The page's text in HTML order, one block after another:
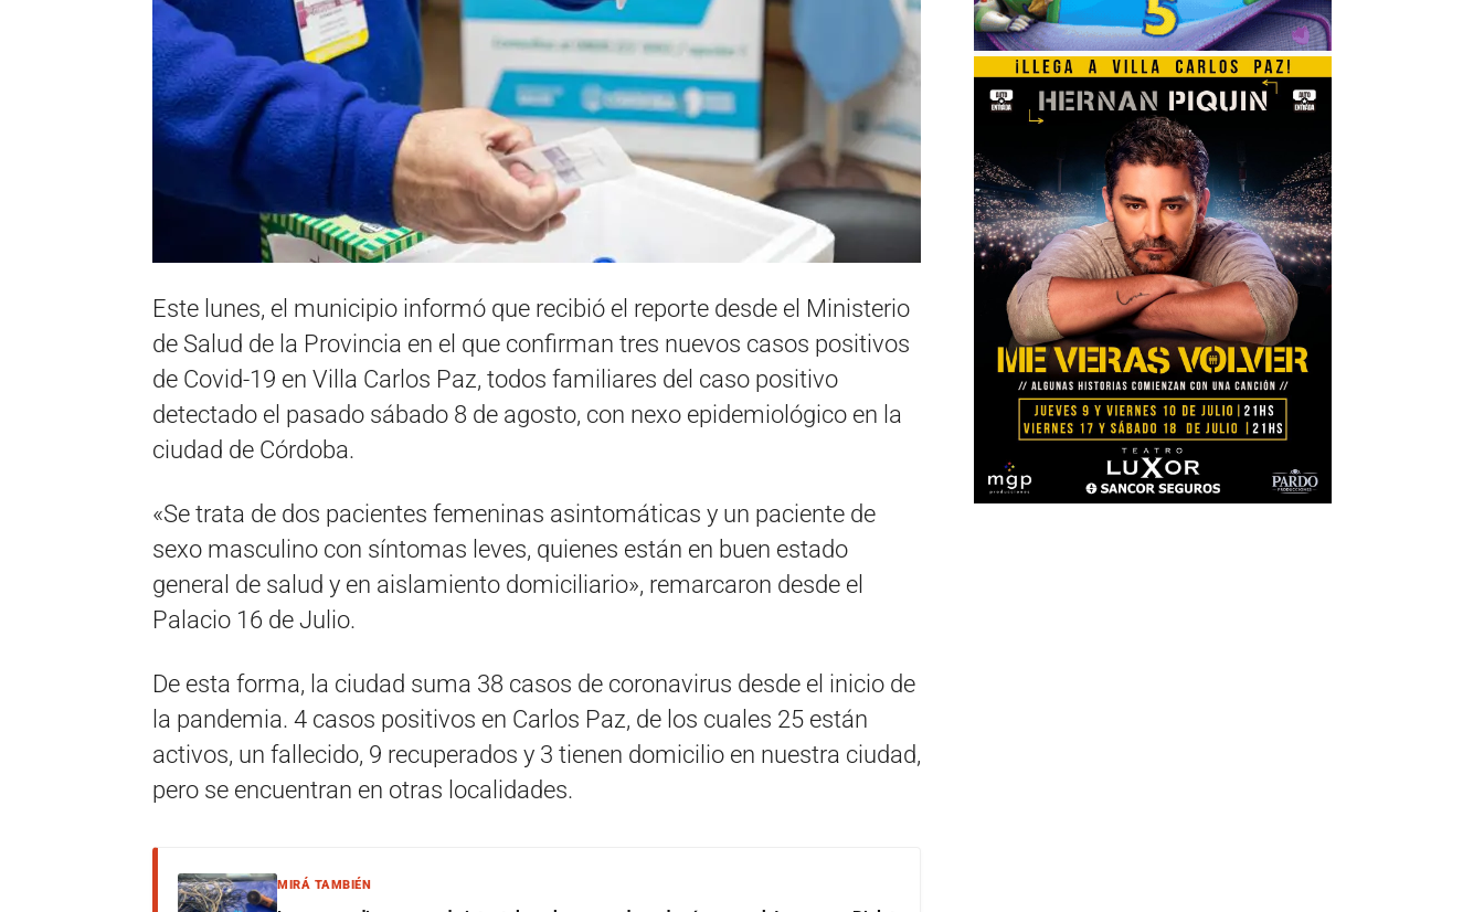
Este lunes, el municipio informó que recibió el reporte desde el Ministerio
de Salud de la Provincia en el que confirman tres nuevos casos positivos
de Covid-19 en Villa Carlos Paz, todos familiares del caso positivo
detectado el pasado sábado 8 de agosto, con nexo epidemiológico en la
ciudad de Córdoba.
«Se trata de dos pacientes femeninas asintomáticas y un paciente de
sexo masculino con síntomas leves, quienes están en buen estado
general de salud y en aislamiento domiciliario», remarcaron desde el
Palacio 16 de Julio.
De esta forma, la ciudad suma 38 casos de coronavirus desde el inicio de
la pandemia. 4 casos positivos en Carlos Paz, de los cuales 25 están
activos, un fallecido, 9 recuperados y 3 tienen domicilio en nuestra ciudad,
pero se encuentran en otras localidades.
MIRÁ TAMBIÉN